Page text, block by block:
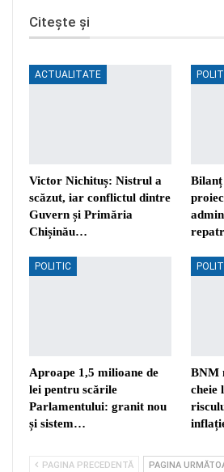
Citește și
ACTUALITATE
Victor Nichituș: Nistrul a
scăzut, iar conflictul dintre
Guvern și Primăria
Chișinău…
POLITIC
Aproape 1,5 milioane de
lei pentru scările
Parlamentului: granit nou
și sistem…
BNM
cheie
PAGINA PRECEDENTĂ PAGINA